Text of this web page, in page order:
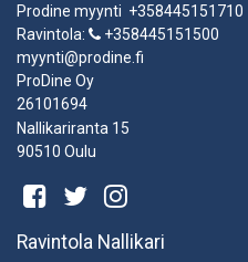
Prodine myynti +358445151710
Ravintola:
+358445151500
myynti@prodine.fi
ProDine Oy
26101694
Nallikariranta 15
90510 Oulu
Ravintola Nallikari